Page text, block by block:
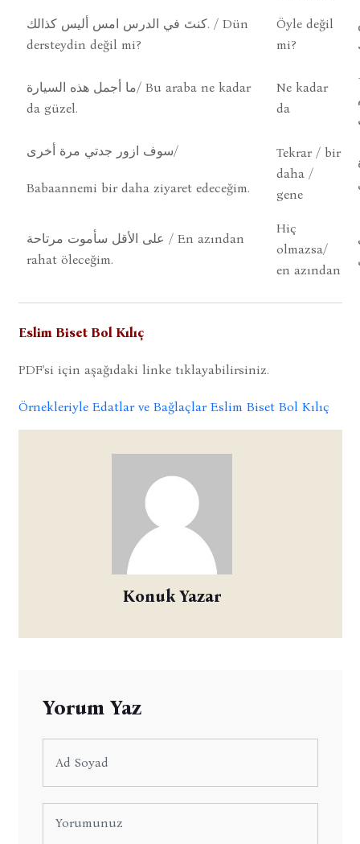
كنتَ في الدرس امس أليس كذالك. / Dün
dersteydin değil mi?
Öyle değil
mi?
ما أجمل هذه السيارة/ Bu araba ne kadar
da güzel.
Ne kadar
da
سوف ازور جدتي مرة أخرى/
Babaannemi bir daha ziyaret edeceğim.
Tekrar / bir
daha /
gene
على الأقل سأموت مرتاحة / En azından
rahat öleceğim.
Hiç
olmazsa/
en azından
Eslim Biset Bol Kılıç
PDF'si için aşağıdaki linke tıklayabilirsiniz.
Örnekleriyle Edatlar ve Bağlaçlar Eslim Biset Bol Kılıç
Konuk Yazar
Yorum Yaz